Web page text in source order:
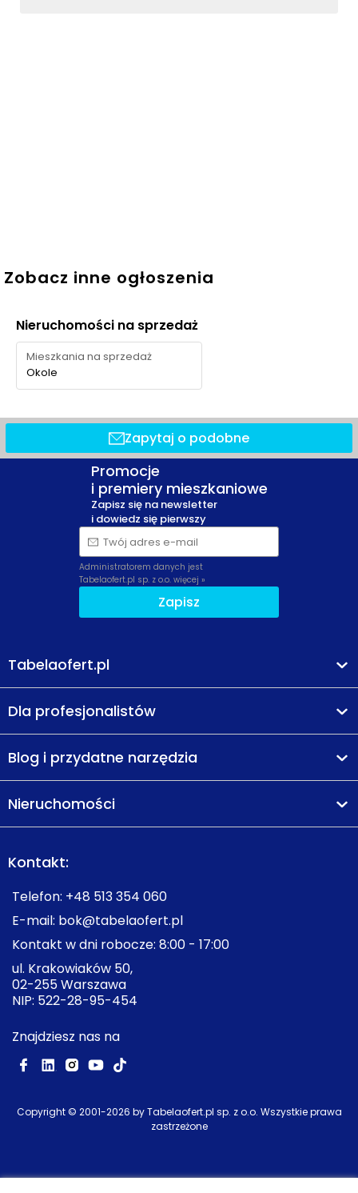
Zobacz inne ogłoszenia
Nieruchomości na sprzedaż
Mieszkania na sprzedaż
Okole
Zapytaj o podobne
Promocje
i premiery mieszkaniowe
Zapisz się na newsletter
i dowiedz się pierwszy
Twój adres e-mail
Administratorem danych jest
Tabelaofert.pl sp. z o.o. więcej »
Zapisz
Tabelaofert.pl
Dla profesjonalistów
Blog i przydatne narzędzia
Nieruchomości
Kontakt:
Telefon: +48 513 354 060
E-mail: bok@tabelaofert.pl
Kontakt w dni robocze: 8:00 - 17:00
ul. Krakowiaków 50,
02-255 Warszawa
NIP: 522-28-95-454
Znajdziesz nas na
Copyright © 2001-2026 by Tabelaofert.pl sp. z o.o. Wszystkie prawa
zastrzeżone